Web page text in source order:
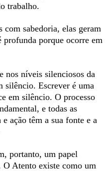
trabalho.
com sabedoria, elas geram
profunda porque ocorre em
nos níveis silenciosos da
silêncio. Escrever é uma
em silêncio. O processo
e todas as
ação têm a sua fonte e a
portanto, um papel
O Atento existe como um